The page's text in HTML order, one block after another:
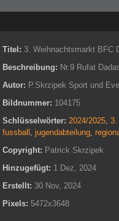
Titel: 3. Weihnachtsmarkt BFC
Beschreibung: Nr.9 Rufat
Autor: P.Skrzipek Sport und
Bildnummer: 104175
Schlüsselwörter: 2024/2025, 3.
fussball , jugendabteilung,
Copyright: Patrick Skrzipek
Hinzugefügt: 1 Dez, 2024
Erstellt: 30 Nov, 2024
Pixels: 5472x3648